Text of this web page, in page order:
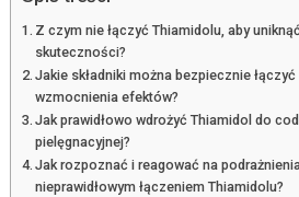
Z czym nie łączyć Thiamidolu, aby
skuteczności?
Jakie składniki można bezpiecznie
wzmocnienia efektów?
Jak prawidłowo wdrożyć Thiamidol do
pielęgnacyjnej?
Jak rozpoznać i reagować na
nieprawidłowym łączeniem Thiamidolu?